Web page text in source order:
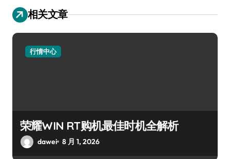
相关文章
行情中心
荣耀WIN RT购机最佳时机全解析
dawei 8 月 1, 2026